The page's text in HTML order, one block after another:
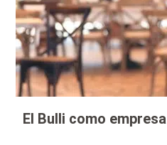
El Bulli como empresa